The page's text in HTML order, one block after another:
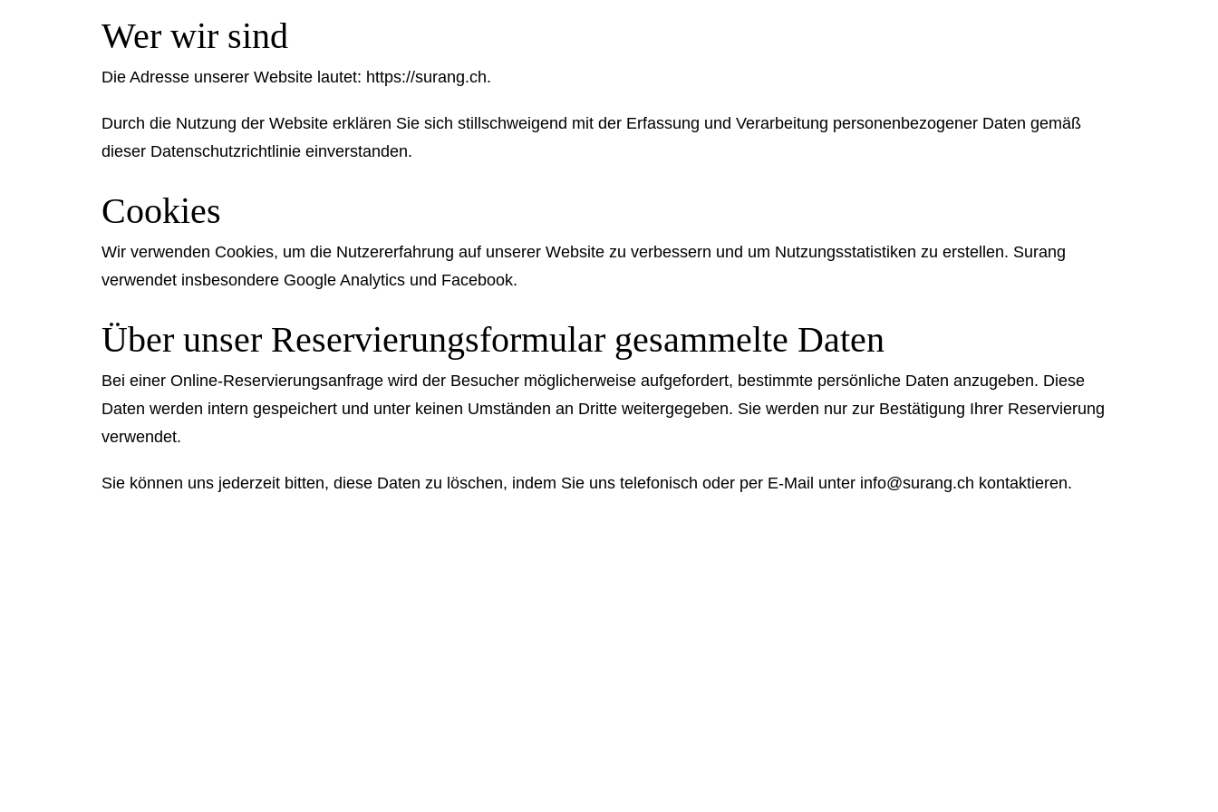
Wer wir sind
Die Adresse unserer Website lautet: https://surang.ch.
Durch die Nutzung der Website erklären Sie sich stillschweigend mit der Erfassung und Verarbeitung personenbezogener Daten gemäß
dieser Datenschutzrichtlinie einverstanden.
Cookies
Wir verwenden Cookies, um die Nutzererfahrung auf unserer Website zu verbessern und um Nutzungsstatistiken zu erstellen. Surang
verwendet insbesondere Google Analytics und Facebook.
Über unser Reservierungsformular gesammelte Daten
Bei einer Online-Reservierungsanfrage wird der Besucher möglicherweise aufgefordert, bestimmte persönliche Daten anzugeben. Diese
Daten werden intern gespeichert und unter keinen Umständen an Dritte weitergegeben. Sie werden nur zur Bestätigung Ihrer Reservierung
verwendet.
Sie können uns jederzeit bitten, diese Daten zu löschen, indem Sie uns telefonisch oder per E-Mail unter info@surang.ch kontaktieren.